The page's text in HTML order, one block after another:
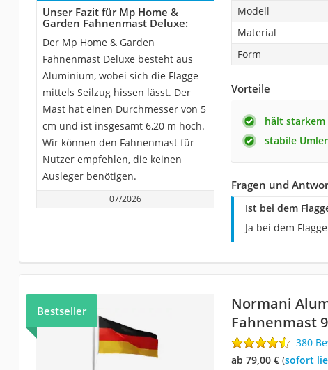
Unser Fazit für Mp Home &
Garden Fahnenmast Deluxe:
Der Mp Home & Garden
Fahnenmast Deluxe besteht aus
Aluminium, wobei sich die Flagge
mittels Seilzug hissen lässt. Der
Mast hat einen Durchmesser von 5
cm und ist insgesamt 6,20 m hoch.
Wir können den Fahnenmast für
Nutzer empfehlen, die keinen
Ausleger benötigen.
07/2026
Modell
Material
Form
Vorteile
hält
stabile
Fragen und
Ist bei dem
Ja bei dem
Bestseller
Normani
Fahnenmast
380
ab 79,00 €( Sofort